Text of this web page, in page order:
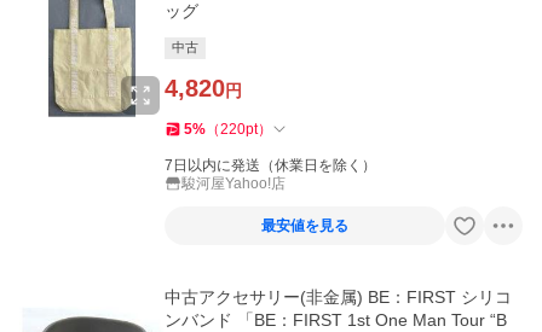
ッグ
中古
4,820円
5% （220pt）
7日以内に発送（休業日を除く）
駿河屋Yahoo!店
最安値を見る
中古アクセサリー(非金属) BE：FIRST シリコ
ンバンド 「BE：FIRST 1st One Man Tour “B